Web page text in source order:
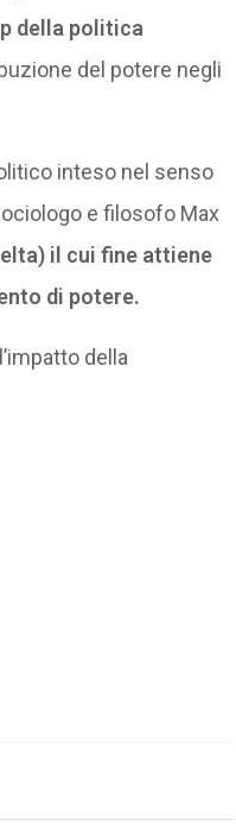
della politica
del potere negli
inteso nel senso
e filosofo Max
il cui fine attiene
di potere.
della